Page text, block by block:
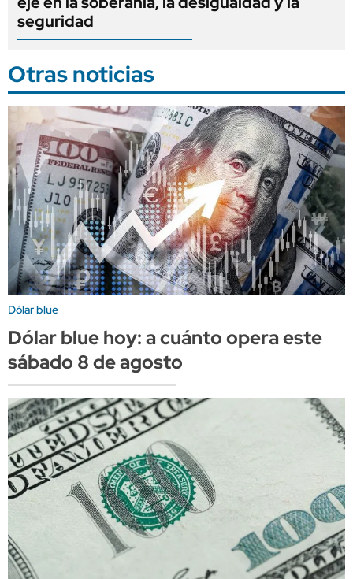
seguridad
Otras noticias
Dólar blue
Dólar blue hoy: a cuánto opera este
sábado 8 de agosto